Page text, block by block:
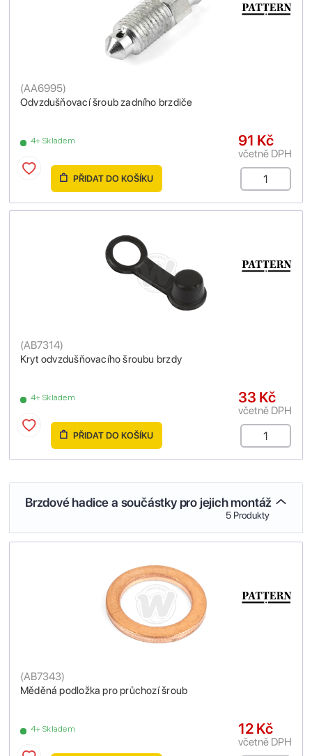
Odvzdušňovací šroub zadního brzdiče
(AA6995)
4+ Skladem 91 Kč
včetně DPH
PŘIDAT DO KOŠÍKU
Kryt odvzdušňovacího šroubu brzdy
(AB7314)
4+ Skladem 33 Kč
včetně DPH
PŘIDAT DO KOŠÍKU
Brzdové hadice a součástky pro jejich montáž
5 Produkty
Měděná podložka pro průchozí šroub
(AB7343)
4+ Skladem 12 Kč
včetně DPH